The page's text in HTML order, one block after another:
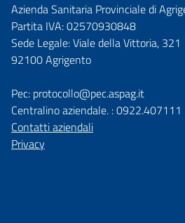
Azienda Sanitaria Provinciale di
Partita IVA: 02570930848
Sede Legale: Viale della Vittoria, 321
92100 Agrigento
Pec: protocollo@pec.aspag.it
Centralino aziendale. : 0922.407111
Contatti aziendali
Privacy